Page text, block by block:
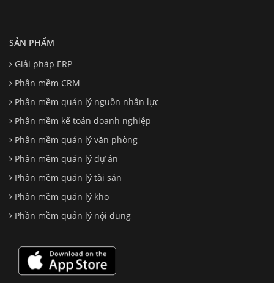
SẢN PHẨM
Giải pháp ERP
Phần mềm CRM
Phần mềm quản lý nguồn nhân lực
Phần mềm kế toán doanh nghiệp
Phần mềm quản lý văn phòng
Phần mềm quản lý dự án
Phần mềm quản lý tài sản
Phần mềm quản lý kho
Phần mềm quản lý nội dung